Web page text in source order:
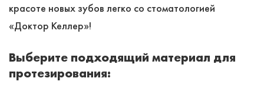
красоте новых зубов легко со стоматологией
«Доктор Келлер»!
Выберите подходящий материал для
протезирования: